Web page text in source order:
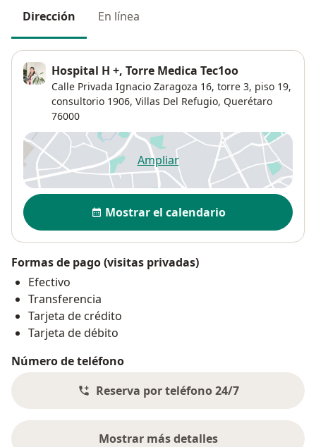
Dirección En línea
Hospital H +, Torre Medica Tec1oo
Calle Privada Ignacio Zaragoza 16, torre 3, piso 19,
consultorio 1906, Villas Del Refugio, Querétaro
76000
Ampliarse abre en una nueva
Disponibilidad
Mostrar el calendario
Formas de pago (visitas privadas)
Efectivo
Transferencia
Tarjeta de crédito
Tarjeta de débito
Número de teléfono
Reserva por teléfono 24/7
Mostrar más detalles